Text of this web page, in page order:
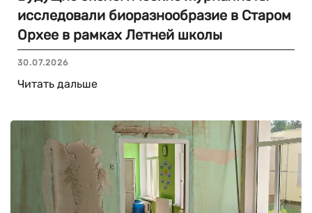
исследовали биоразнообразие в Старом
Орхее в рамках Летней школы
30.07.2026
Читать дальше